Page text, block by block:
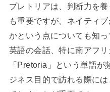
プレトリアは、判断力を
も重要ですが、ネイティ
かという点についても知っ
英語の会話、特に南アフ
「Pretoria」という単語
ジネス目的で訪れる際に